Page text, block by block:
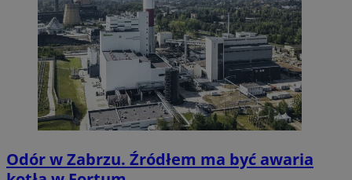
Odór w Zabrzu. Źródłem ma być awaria